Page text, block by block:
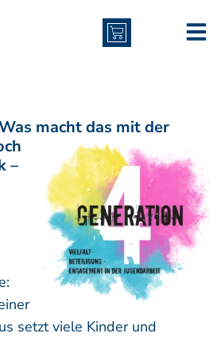
macht das mit der
–
setzt viele Kinder und